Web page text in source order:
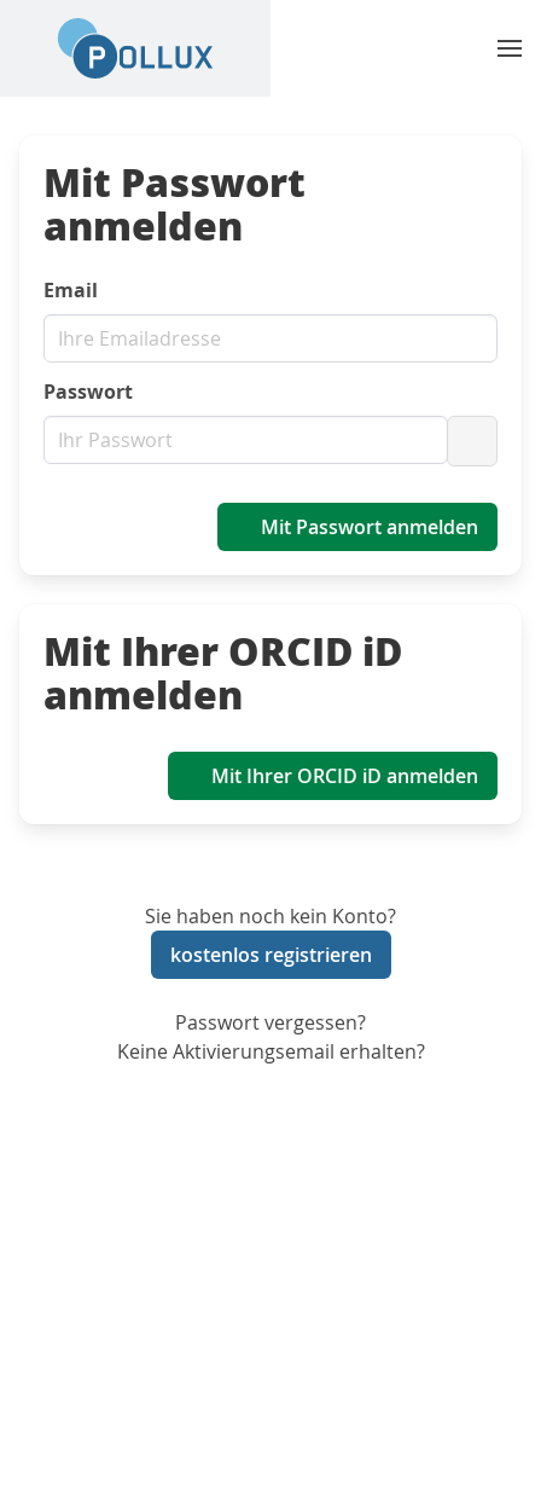
Mit Passwort
anmelden
Email
Passwort
Mit Passwort anmelden
Mit Ihrer ORCID iD
anmelden
Mit Ihrer ORCID iD anmelden
Sie haben noch kein Konto?
kostenlos registrieren
Passwort vergessen?
Keine Aktivierungsemail erhalten?